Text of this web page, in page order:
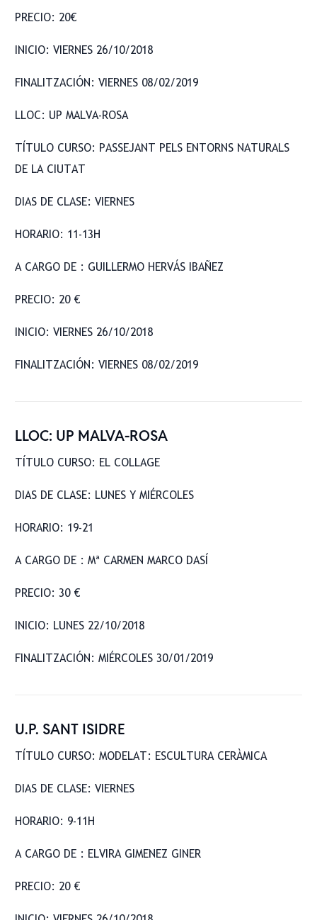
PRECIO: 20€
INICIO: VIERNES 26/10/2018
FINALITZACIÓN: VIERNES 08/02/2019
LLOC: UP MALVA-ROSA
TÍTULO CURSO: PASSEJANT PELS ENTORNS NATURALS
DE LA CIUTAT
DIAS DE CLASE: VIERNES
HORARIO: 11-13H
A CARGO DE : GUILLERMO HERVÁS IBAÑEZ
PRECIO: 20 €
INICIO: VIERNES 26/10/2018
FINALITZACIÓN: VIERNES 08/02/2019
LLOC: UP MALVA-ROSA
TÍTULO CURSO: EL COLLAGE
DIAS DE CLASE: LUNES Y MIÉRCOLES
HORARIO: 19-21
A CARGO DE : Mª CARMEN MARCO DASÍ
PRECIO: 30 €
INICIO: LUNES 22/10/2018
FINALITZACIÓN: MIÉRCOLES 30/01/2019
U.P. SANT ISIDRE
TÍTULO CURSO: MODELAT: ESCULTURA CERÀMICA
DIAS DE CLASE: VIERNES
HORARIO: 9-11H
A CARGO DE : ELVIRA GIMENEZ GINER
PRECIO: 20 €